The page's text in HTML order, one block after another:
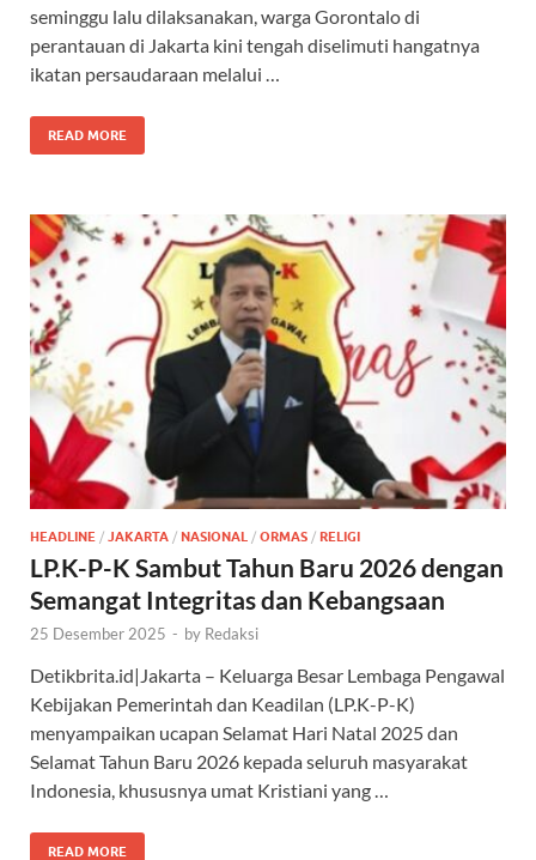
seminggu lalu dilaksanakan, warga Gorontalo di
perantauan di Jakarta kini tengah diselimuti hangatnya
ikatan persaudaraan melalui …
READ MORE
HEADLINE / JAKARTA / NASIONAL / ORMAS / RELIGI
LP.K-P-K Sambut Tahun Baru 2026 dengan
Semangat Integritas dan Kebangsaan
25 Desember 2025 - by Redaksi
Detikbrita.id|Jakarta – Keluarga Besar Lembaga Pengawal
Kebijakan Pemerintah dan Keadilan (LP.K-P-K)
menyampaikan ucapan Selamat Hari Natal 2025 dan
Selamat Tahun Baru 2026 kepada seluruh masyarakat
Indonesia, khususnya umat Kristiani yang …
READ MORE